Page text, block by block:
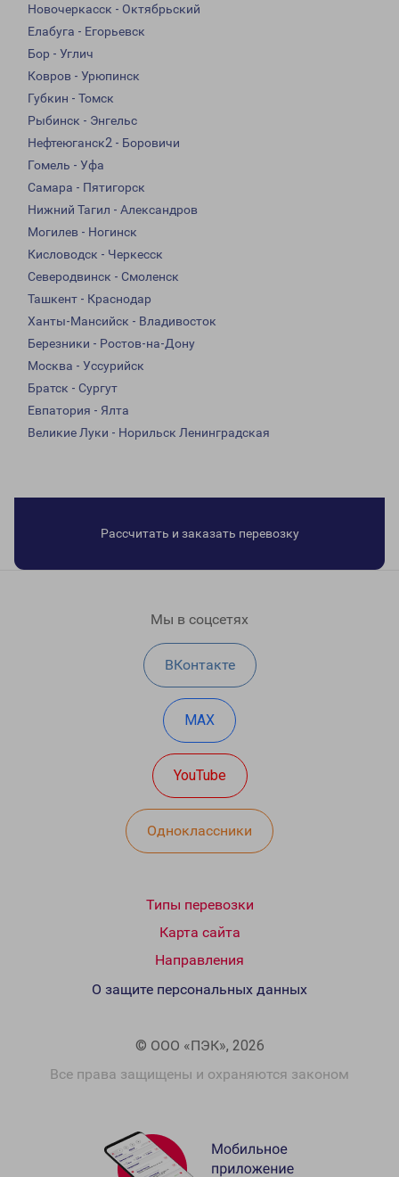
Новочеркасск - Октябрьский
Елабуга - Егорьевск
Бор - Углич
Ковров - Урюпинск
Губкин - Томск
Рыбинск - Энгельс
Нефтеюганск2 - Боровичи
Гомель - Уфа
Самара - Пятигорск
Нижний Тагил - Александров
Могилев - Ногинск
Кисловодск - Черкесск
Северодвинск - Смоленск
Ташкент - Краснодар
Ханты-Мансийск - Владивосток
Березники - Ростов-на-Дону
Москва - Уссурийск
Братск - Сургут
Евпатория - Ялта
Великие Луки - Норильск Ленинградская
Рассчитать и заказать перевозку
Мы в соцсетях
ВКонтакте
MAX
YouTube
Одноклассники
Типы перевозки
Карта сайта
Направления
© ООО «ПЭК», 2026
Все права защищены и охраняются законом
О защите персональных данных